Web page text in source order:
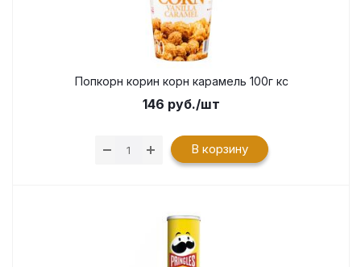
Попкорн корин корн карамель 100г кс
146 руб./шт
В корзину